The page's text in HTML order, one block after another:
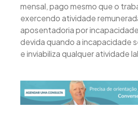
mensal, pago mesmo que o
exercendo atividade
aposentadoria por
devida quando a incapacidade
e inviabiliza qualquer atividade